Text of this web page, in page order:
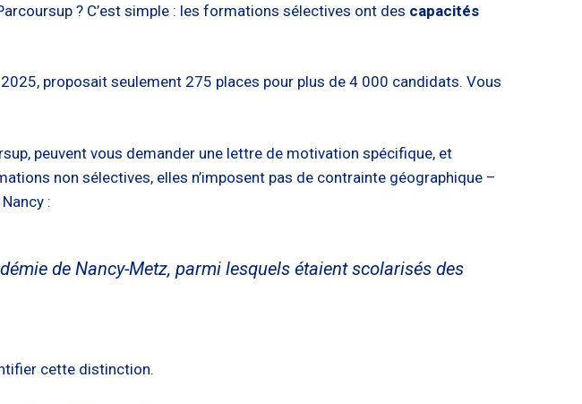
? C’est simple : les formations sélectives ont des capacités
2025, proposait seulement 275 places pour plus de 4 000 candidats. Vous
peuvent vous demander une lettre de motivation spécifique, et
non sélectives, elles n’imposent pas de contrainte géographique –
:
de Nancy-Metz, parmi lesquels étaient scolarisés des
cette distinction.